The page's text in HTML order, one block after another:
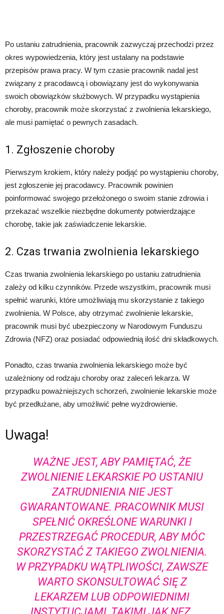
Po ustaniu zatrudnienia, pracownik zazwyczaj przechodzi przez
okres wypowiedzenia, który jest ustalany na podstawie
przepisów prawa pracy. W tym czasie pracownik nadal jest
związany z pracodawcą i obowiązany jest do wykonywania
swoich obowiązków służbowych. W przypadku wystąpienia
choroby, pracownik może skorzystać z zwolnienia lekarskiego,
ale musi pamiętać o pewnych zasadach.
1. Zgłoszenie choroby
Pierwszym krokiem, który należy podjąć po wystąpieniu choroby,
jest zgłoszenie jej pracodawcy. Pracownik powinien
poinformować swojego przełożonego o swoim stanie zdrowia i
przekazać wszelkie niezbędne dokumenty potwierdzające
chorobę, takie jak zaświadczenie lekarskie.
2. Czas trwania zwolnienia lekarskiego
Czas trwania zwolnienia lekarskiego po ustaniu zatrudnienia
zależy od kilku czynników. Przede wszystkim, pracownik musi
spełnić warunki, które umożliwiają mu skorzystanie z takiego
zwolnienia. W Polsce, aby otrzymać zwolnienie lekarskie,
pracownik musi być ubezpieczony w Narodowym Funduszu
Zdrowia (NFZ) oraz posiadać odpowiednią ilość dni składkowych.
Ponadto, czas trwania zwolnienia lekarskiego może być
uzależniony od rodzaju choroby oraz zaleceń lekarza. W
przypadku poważniejszych schorzeń, zwolnienie lekarskie może
być przedłużane, aby umożliwić pełne wyzdrowienie.
Uwaga!
WAŻNE JEST, ABY PAMIĘTAĆ, ŻE
ZWOLNIENIE LEKARSKIE PO USTANIU
ZATRUDNIENIA NIE JEST
GWARANTOWANE. PRACOWNIK MUSI
SPEŁNIĆ OKREŚLONE WARUNKI I
PRZESTRZEGAĆ PROCEDUR, ABY MÓC
SKORZYSTAĆ Z TAKIEGO ZWOLNIENIA.
W PRZYPADKU WĄTPLIWOŚCI, ZAWSZE
WARTO SKONSULTOWAĆ SIĘ Z
LEKARZEM LUB ODPOWIEDNIMI